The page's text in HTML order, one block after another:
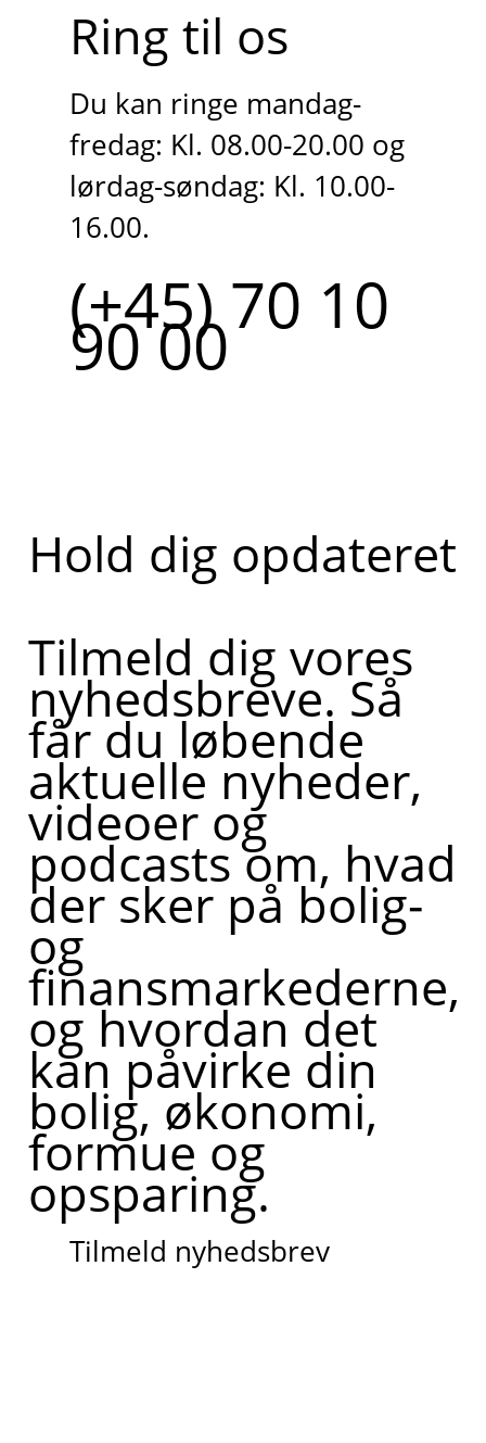
Ring til os
Du kan ringe mandag-
fredag: Kl. 08.00-20.00 og
lørdag-søndag: Kl. 10.00-
16.00.
(+45) 70 10
90 00
Hold dig opdateret
Tilmeld dig vores
nyhedsbreve. Så
får du løbende
aktuelle nyheder,
videoer og
podcasts om, hvad
der sker på bolig-
og
finansmarkederne,
og hvordan det
kan påvirke din
bolig, økonomi,
formue og
opsparing.
Tilmeld nyhedsbrev